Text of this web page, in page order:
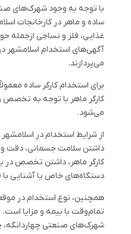
با توجه به وجود شهرک‌های
ساده و ماهر در کارخانجات
غذایی، فلز و نساجی ازجمله
آگهی‌های استخدام اسلامشهر
می‌پردازند.
برای استخدام کارگر ساده
کارگر ماهر با توجه به تخصص
می‌شود.
از شرایط استخدام در
داشتن سلامت جسمانی، دقت و
کارگر ماهر، داشتن تخصص در
دستگاه‌های خاص یا آشنایی
همچنین، نوع استخدام در
تمام‌وقت با بیمه و مزایا
شهرک‌های صنعتی چهاردانگه،